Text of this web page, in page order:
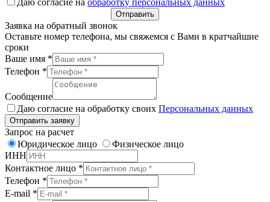
Даю согласие на обработку персональных данных
Отправить
Заявка на обратный звонок
Оставьте номер телефона, мы свяжемся с Вами в кратчайшие
сроки
Ваше имя *
Телефон *
Сообщение
Даю согласие на обработку своих Персональных данных
Отправить заявку
Запрос на расчет
Юридическое лицо
Физическое лицо
ИНН
Контактное лицо *
Телефон *
E-mail *